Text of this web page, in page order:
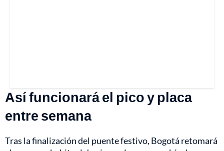
Así funcionará el pico y placa
entre semana
Tras la finalización del puente festivo, Bogotá retomará